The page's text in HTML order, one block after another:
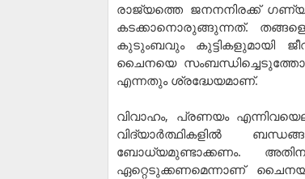
രാജ്യത്തെ ജനനനിരക്ക്
കടക്കാനൊരുങ്ങുന്നത്.
കുടുംബവും കുട്ടികളുമായി
ചൈനയെ
എന്നതും ശ്രദ്ധേയമാണ്.
വിവാഹം, പ്രണയം
വിദ്യാർത്ഥികളിൽ
ബോധ്യമുണ്ടാക്കണം.
ഏറ്റെടുക്കണമെന്നാണ്